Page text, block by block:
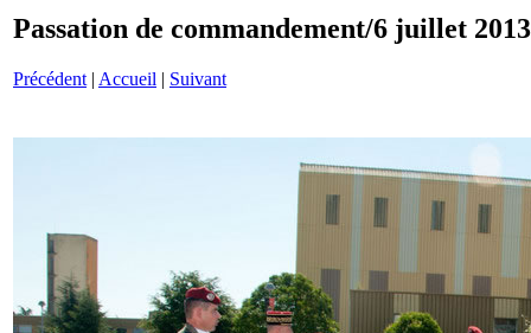
Passation de commandement/6 juillet
Précédent | Accueil | Suivant